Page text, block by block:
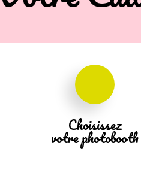
Choisissez
votre photobooth